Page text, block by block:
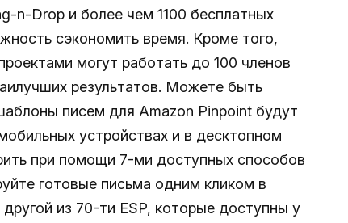
n-Drop и более чем 1100 бесплатных
сэкономить время. Кроме того,
могут работать до 100 членов
результатов. Можете быть
писем для Amazon Pinpoint будут
устройствах и в десктопном
при помощи 7-ми доступных способов
готовые письма одним кликом в
из 70-ти ESP, которые доступны у